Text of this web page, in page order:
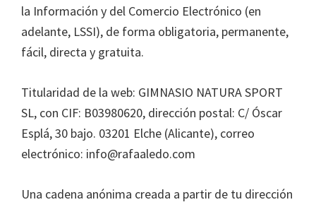
la Información y del Comercio Electrónico (en
adelante, LSSI), de forma obligatoria, permanente,
fácil, directa y gratuita.
Titularidad de la web: GIMNASIO NATURA SPORT
SL, con CIF: B03980620, dirección postal: C/ Óscar
Esplá, 30 bajo. 03201 Elche (Alicante), correo
electrónico: info@rafaaledo.com
Una cadena anónima creada a partir de tu dirección